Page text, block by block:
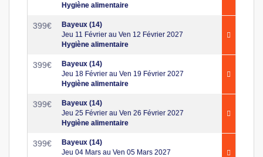
Hygiène alimentaire
399€
Bayeux (14)
Jeu 11 Février au Ven 12 Février 2027
Hygiène alimentaire
399€
Bayeux (14)
Jeu 18 Février au Ven 19 Février 2027
Hygiène alimentaire
399€
Bayeux (14)
Jeu 25 Février au Ven 26 Février 2027
Hygiène alimentaire
399€
Bayeux (14)
Jeu 04 Mars au Ven 05 Mars 2027